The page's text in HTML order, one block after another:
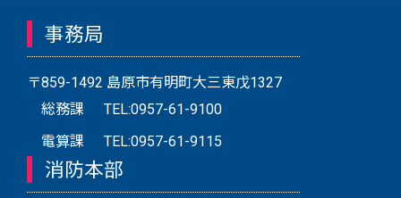
事務局
〒859-1492 島原市有明町大三東戊1327
総務課
TEL:0957-61-9100
電算課
TEL:0957-61-9115
消防本部